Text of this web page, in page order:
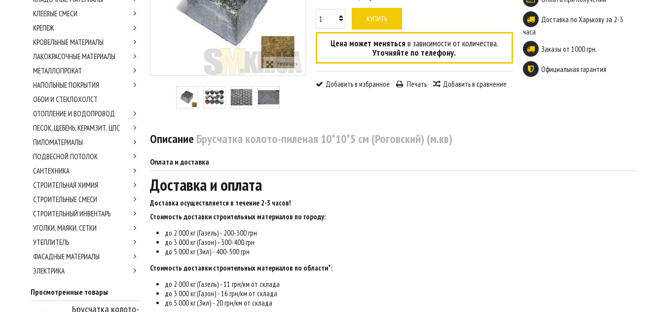
Увеличить
КУПИТЬ
Цена может меняться в зависимости от количества.
Уточняйте по телефону.
Добавить в избранное Печать Добавить в сравнение
Доставка по Харькову за 2-3
часа
Заказы от 1000 грн.
Официальная гарантия
Описание Брусчатка колото-пиленая 10*10*5 см (Роговский) (м.кв)
Оплата и доставка
Доставка и оплата
Доставка осуществляется в течение 2-3 часов!
Стоимость доставки строительных материалов по городу:
до 2 000 кг (Газель) - 200-300 грн
до 3 000 кг (Газон) - 300-400 грн
до 5 000 кг (Зил) - 400-500 грн
Стоимость доставки строительных материалов по области*:
до 2 000 кг (Газель) - 11 грн/км от склада
до 3 000 кг (Газон) - 16 грн/км от склада
до 5 000 кг (Зил) - 20 грн/км от склада
КЛЕЕВЫЕ СМЕСИ
КРЕПЕЖ
КРОВЕЛЬНЫЕ МАТЕРИАЛЫ
ЛАКОКРАСОЧНЫЕ МАТЕРИАЛЫ
МЕТАЛЛОПРОКАТ
НАПОЛЬНЫЕ ПОКРЫТИЯ
ОБОИ И СТЕКЛОХОЛСТ
ОТОПЛЕНИЕ И ВОДОПРОВОД
ПЕСОК, ЩЕБЕНЬ, КЕРАМЗИТ, ЦПС
ПИЛОМАТЕРИАЛЫ
ПОДВЕСНОЙ ПОТОЛОК
САНТЕХНИКА
СТРОИТЕЛЬНАЯ ХИМИЯ
СТРОИТЕЛЬНЫЕ СМЕСИ
СТРОИТЕЛЬНЫЙ ИНВЕНТАРЬ
УГОЛКИ, МАЯКИ, СЕТКИ
УТЕПЛИТЕЛЬ
ФАСАДНЫЕ МАТЕРИАЛЫ
ЭЛЕКТРИКА
Просмотренные товары
Брусчатка колото-